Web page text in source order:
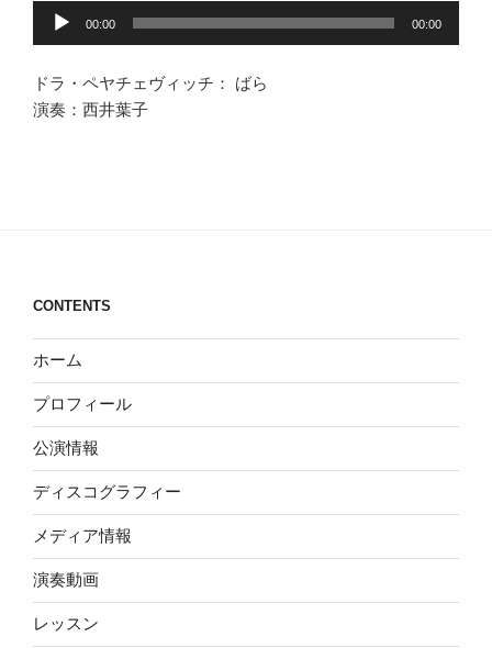
レ
ー
00:00 00:00
ドラ・ペヤチェヴィッチ： ばら
演奏：西井葉子
CONTENTS
ホーム
プロフィール
公演情報
ディスコグラフィー
メディア情報
演奏動画
レッスン